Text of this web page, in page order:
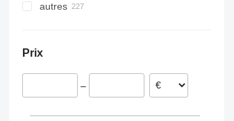
Pologne
Roosendaal
Etten-Leur
France
Roumanie
Turquie
autres
Pérou
Colombie
Prix
–